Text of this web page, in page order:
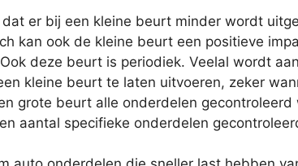
er bij een kleine beurt minder wordt
kan ook de kleine beurt een positieve
deze beurt is periodiek. Veelal wordt
kleine beurt te laten uitvoeren, zeker
grote beurt alle onderdelen
aantal specifieke onderdelen